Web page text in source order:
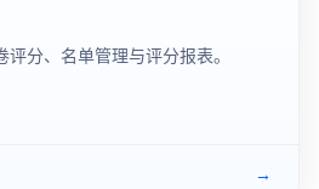
分、名单管理与评分报表。
→